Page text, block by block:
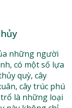
những người
có một số lựa
quỳ, cây
cây trúc phú
là những loại